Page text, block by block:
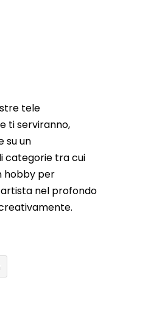
tele
ti serviranno,
su un
categorie tra cui
hobby per
nel profondo